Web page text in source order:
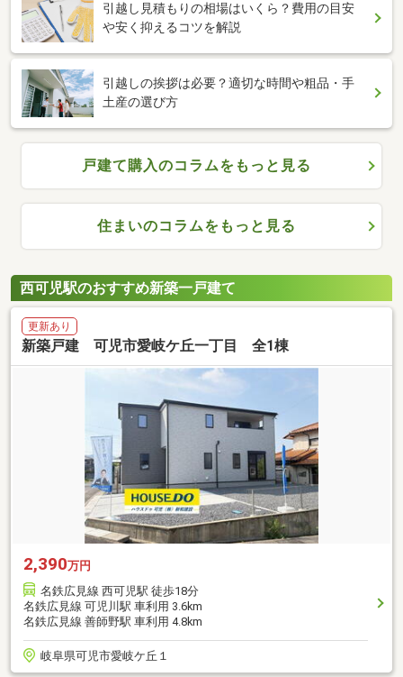
引越し見積もりの相場はいくら？費用の目安
や安く抑えるコツを解説
引越しの挨拶は必要？適切な時間や粗品・手
土産の選び方
戸建て購入のコラムをもっと見る
住まいのコラムをもっと見る
西可児駅のおすすめ新築一戸建て
更新あり
新築戸建 可児市愛岐ケ丘一丁目 全1棟
2,390万円
名鉄広見線 西可児駅 徒歩18分
名鉄広見線 可児川駅 車利用 3.6km
名鉄広見線 善師野駅 車利用 4.8km
岐阜県可児市愛岐ケ丘１